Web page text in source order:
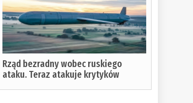
Rząd bezradny wobec ruskiego
ataku. Teraz atakuje krytyków